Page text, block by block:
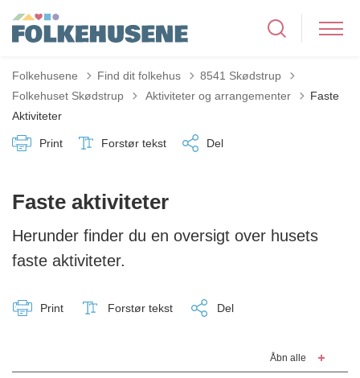
Folkehusene Find dit folkehus
8541 Skødstrup
Folkehuset Skødstrup
Tilbage til
Aktiviteter og arrangementer
Faste
Aktiviteter
Print Forstør tekst Del
Faste aktiviteter
Herunder finder du en oversigt over husets
faste aktiviteter.
Print Forstør tekst Del
Åbn alle